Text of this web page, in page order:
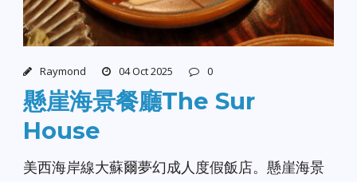
Raymond 04 Oct 2025 0
懸崖海景餐廳The Sur
House
美西海岸線大蘇爾夢幻成人度假飯店。懸崖海景